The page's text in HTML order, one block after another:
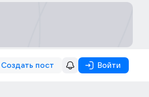
Создать пост Войти